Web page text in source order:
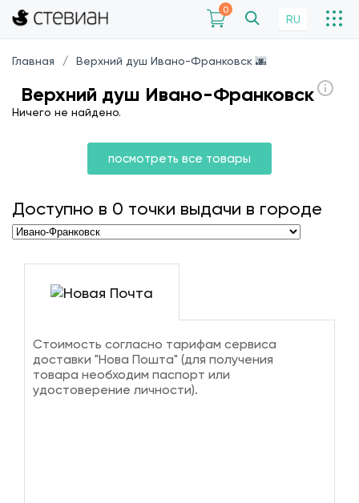
0
RU
Главная Верхний душ Ивано-Франковск 🌆
Верхний душ Ивано-Франковск
Ничего не найдено.
посмотреть все товары
Доступно в 0 точки выдачи в городе
Стоимость согласно тарифам сервиса
доставки "Нова Пошта" (для получения
товара необходим паспорт или
удостоверение личности).